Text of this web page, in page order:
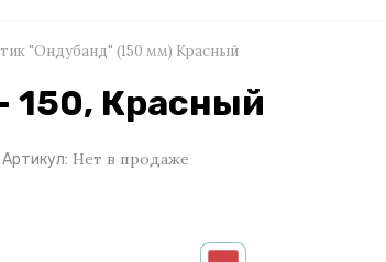
"Ондубанд" (150 мм) Красный
150, Красный
Артикул: Нет в продаже